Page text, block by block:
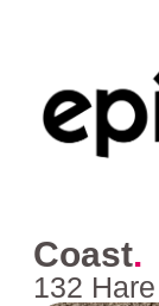
Coast.
132 Hare